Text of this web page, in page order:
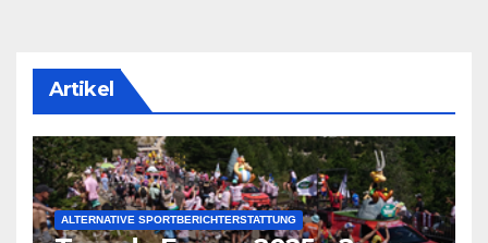
Artikel
ALTERNATIVE SPORTBERICHTERSTATTUNG